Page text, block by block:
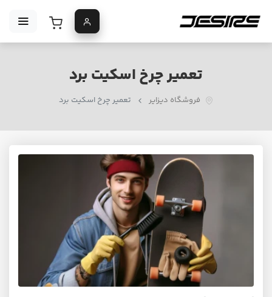
تعمیر چرخ اسکیت برد
فروشگاه دیزایر تعمیر چرخ اسکیت برد